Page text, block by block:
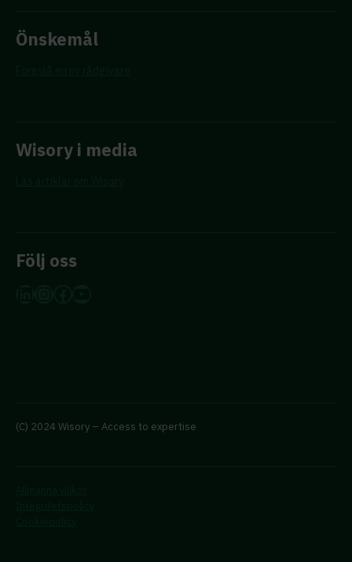
Önskemål
Wisory i media
Följ oss
(C) 2024 Wisory – Access to expertise